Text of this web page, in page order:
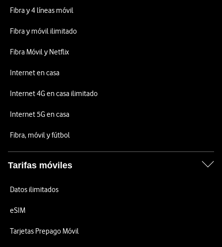
Fibra y 4 líneas móvil
Fibra y móvil ilimitado
Fibra Móvil y Netflix
Internet en casa
Internet 4G en casa ilimitado
Internet 5G en casa
Fibra, móvil y fútbol
Tarifas móviles
Datos ilimitados
eSIM
Tarjetas Prepago Móvil